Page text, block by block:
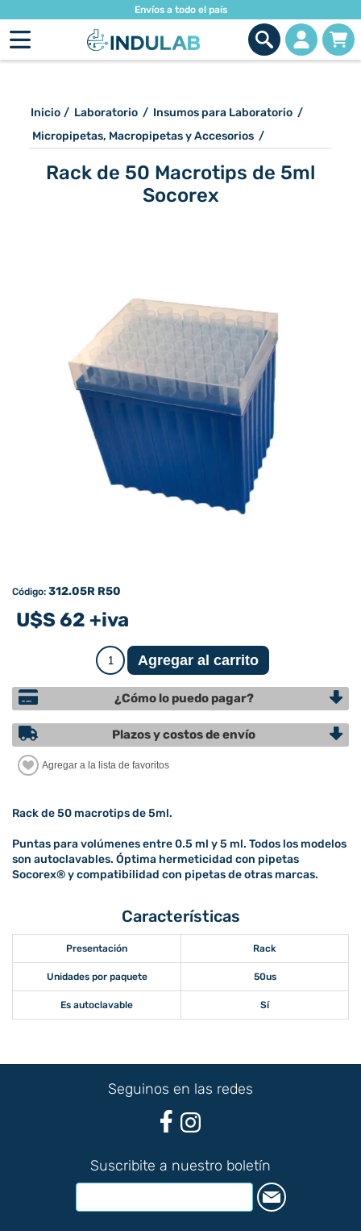
Envíos a todo el país
Inicio / Laboratorio / Insumos para Laboratorio /
Micropipetas, Macropipetas y Accesorios /
Rack de 50 Macrotips de 5ml
Socorex
Código: 312.05R R50
U$S 62 +iva
¿Cómo lo puedo pagar?
Plazos y costos de envío
Rack de 50 macrotips de 5ml.
Puntas para volúmenes entre 0.5 ml y 5 ml. Todos los modelos
son autoclavables. Óptima hermeticidad con pipetas
Socorex® y compatibilidad con pipetas de otras marcas.
Características
Presentación Rack
Unidades por paquete 50us
Es autoclavable Sí
Seguinos en las redes
Suscribite a nuestro boletín